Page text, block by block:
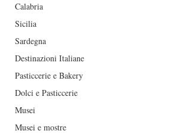
Calabria
Sicilia
Sardegna
Destinazioni Italiane
Pasticcerie e Bakery
Dolci e Pasticcerie
Musei
Musei e mostre